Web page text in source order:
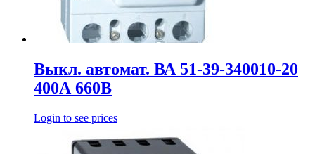
Выкл. автомат. ВА 51-39-340010-20
400А 660В
Login to see prices